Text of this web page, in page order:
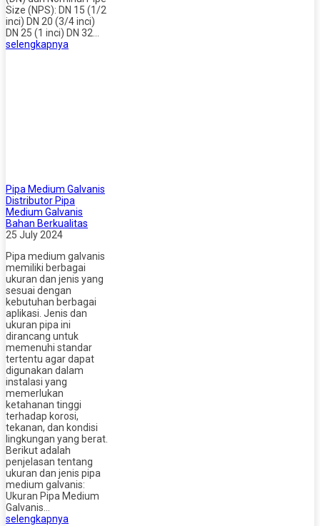
Size (NPS): DN 15 (1/2
inci) DN 20 (3/4 inci)
DN 25 (1 inci) DN 32…
selengkapnya
Pipa Medium Galvanis
Distributor Pipa
Medium Galvanis
Bahan Berkualitas
25 July 2024
Pipa medium galvanis
memiliki berbagai
ukuran dan jenis yang
sesuai dengan
kebutuhan berbagai
aplikasi. Jenis dan
ukuran pipa ini
dirancang untuk
memenuhi standar
tertentu agar dapat
digunakan dalam
instalasi yang
memerlukan
ketahanan tinggi
terhadap korosi,
tekanan, dan kondisi
lingkungan yang berat.
Berikut adalah
penjelasan tentang
ukuran dan jenis pipa
medium galvanis:
Ukuran Pipa Medium
Galvanis…
selengkapnya